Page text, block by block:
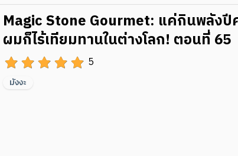
Magic Stone Gourmet: แค่กินพลังปี
ผมก็ไร้เทียมทานในต่างโลก! ตอนที่ 65
5
มังงะ